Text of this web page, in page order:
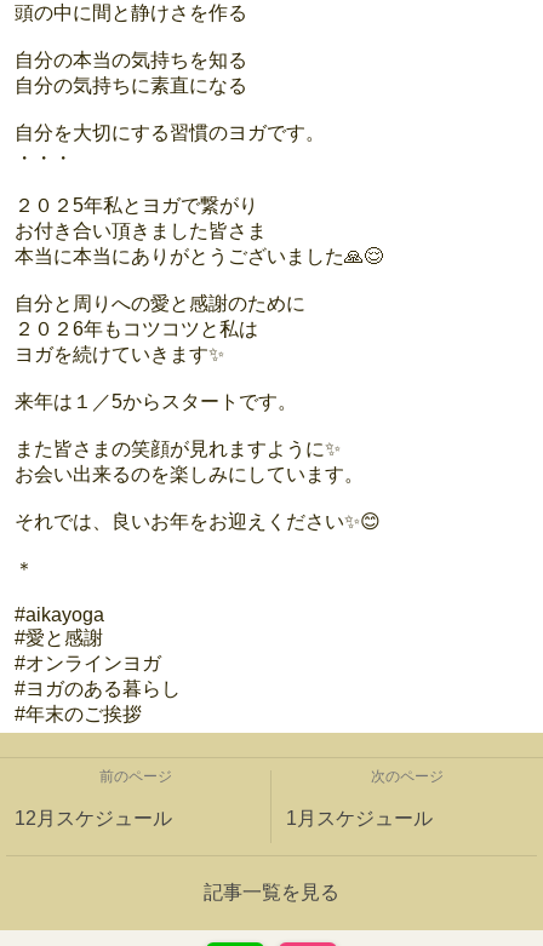
頭の中に間と静けさを作る
自分の本当の気持ちを知る
自分の気持ちに素直になる
自分を大切にする習慣のヨガです。
・・・
２０２5年私とヨガで繋がり
お付き合い頂きました皆さま
本当に本当にありがとうございました🙏😌
自分と周りへの愛と感謝のために
２０２6年もコツコツと私は
ヨガを続けていきます✨
来年は１／5からスタートです。
また皆さまの笑顔が見れますように✨
お会い出来るのを楽しみにしています。
それでは、良いお年をお迎えください✨😊
＊
#aikayoga
#愛と感謝
#オンラインヨガ
#ヨガのある暮らし
#年末のご挨拶
前のページ
12月スケジュール
次のページ
1月スケジュール
記事一覧を見る